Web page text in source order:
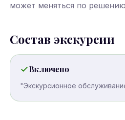
может меняться по
Состав экскурсии
Включено
"Экскурсионное